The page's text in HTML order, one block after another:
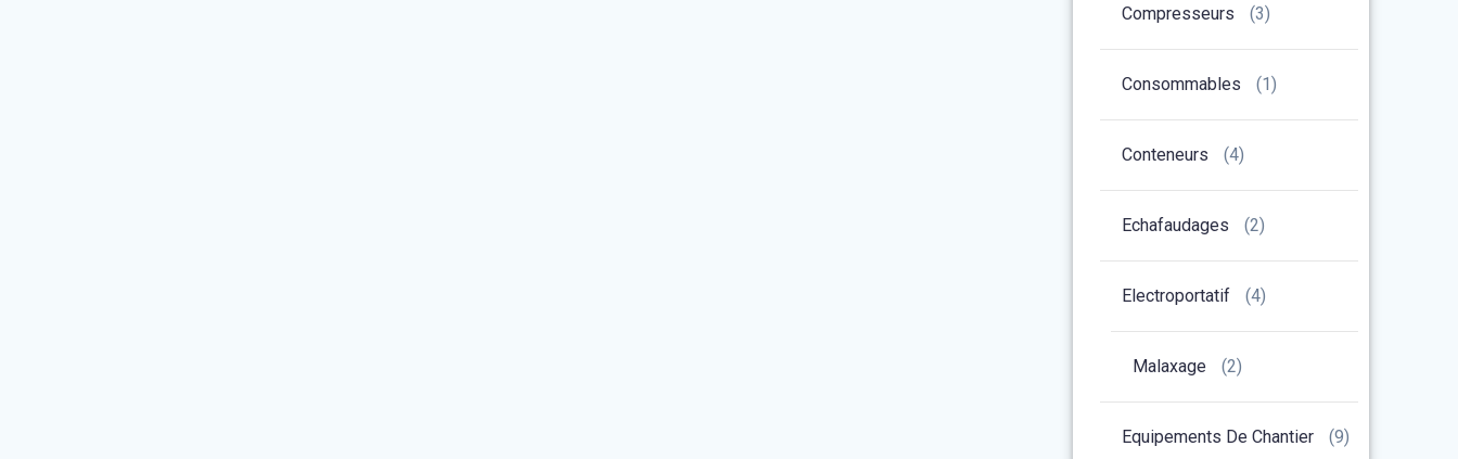
Compresseurs (3)
Consommables (1)
Conteneurs (4)
Echafaudages (2)
Electroportatif (4)
Malaxage (2)
Equipements De Chantier (9)